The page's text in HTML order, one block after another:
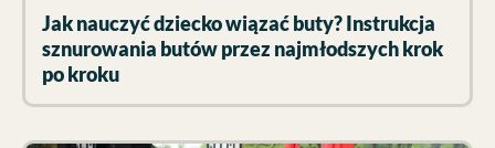
Jak nauczyć dziecko wiązać buty? Instrukcja
sznurowania butów przez najmłodszych krok
po kroku